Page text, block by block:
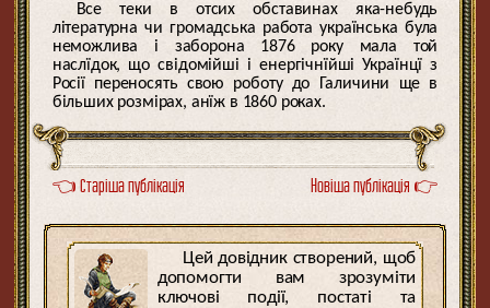
Все теки в отсих обставинах яка-небудь
літературна чи громадська работа українська була
неможлива і заборона 1876 року мала той
наслїдок, що свідомійші і енергічнїйші Українцї з
Росії переносять свою роботу до Галичини ще в
більших розмірах, анїж в 1860 роках.
👈 Старіша публікація Новіша публікація 👉
Цей довідник створений, щоб
допомогти вам зрозуміти
ключові події, постаті та